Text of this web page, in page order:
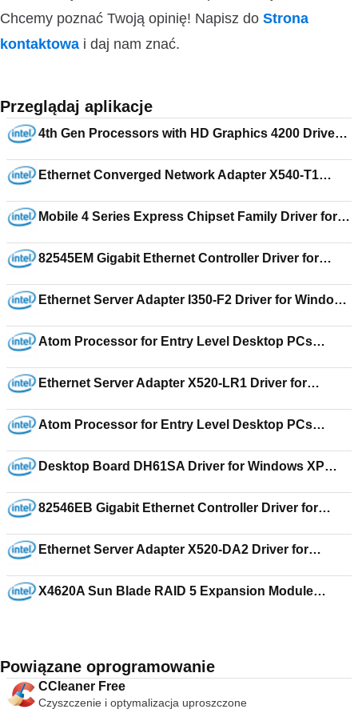
Chcemy poznać Twoją opinię! Napisz do Strona
kontaktowa i daj nam znać.
Przeglądaj aplikacje
4th Gen Processors with HD Graphics 4200 Driver
Ethernet Converged Network Adapter X540-T1
Mobile 4 Series Express Chipset Family Driver for
82545EM Gigabit Ethernet Controller Driver for
Ethernet Server Adapter I350-F2 Driver for Windows
Atom Processor for Entry Level Desktop PCs
Ethernet Server Adapter X520-LR1 Driver for
Atom Processor for Entry Level Desktop PCs
14.37.50.1.5134
Desktop Board DH61SA Driver for Windows XP
82546EB Gigabit Ethernet Controller Driver for
18.3
Ethernet Server Adapter X520-DA2 Driver for
X4620A Sun Blade RAID 5 Expansion Module
Powiązane oprogramowanie
CCleaner Free
Czyszczenie i optymalizacja uproszczone